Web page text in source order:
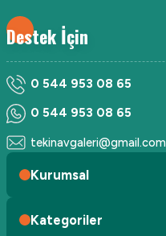
Destek İçin
0 544 953 08 65
0 544 953 08 65
tekinavgaleri@gmail.com
Kurumsal
Kategoriler